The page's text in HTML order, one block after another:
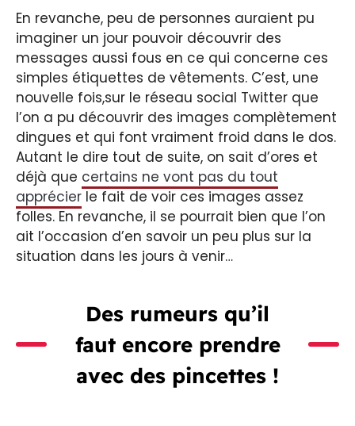
En revanche, peu de personnes auraient pu
imaginer un jour pouvoir découvrir des
messages aussi fous en ce qui concerne ces
simples étiquettes de vêtements. C’est, une
nouvelle fois,sur le réseau social Twitter que
l’on a pu découvrir des images complètement
dingues et qui font vraiment froid dans le dos.
Autant le dire tout de suite, on sait d’ores et
déjà que certains ne vont pas du tout
apprécier le fait de voir ces images assez
folles. En revanche, il se pourrait bien que l’on
ait l’occasion d’en savoir un peu plus sur la
situation dans les jours à venir…
Des rumeurs qu’il
faut encore prendre
avec des pincettes !